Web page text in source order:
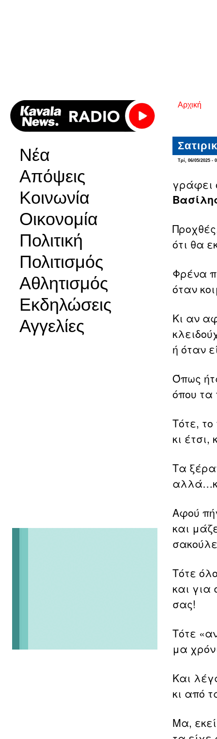
Νέα
Απόψεις
Κοινωνία
Οικονομία
Πολιτική
Πολιτισμός
Αθλητισμός
Εκδηλώσεις
Αγγελίες
Είστε
Αρχική
Τρί, 06/05/2025 -
γράφει
ότι θα
Φρένα
όταν
Κι αν
ή όταν
Όπως
όπου τα
Τότε,
κι
Τα
Αφού
και
Τότε
και για
σας!
Τότε
μα
Και
κι από
Μα,